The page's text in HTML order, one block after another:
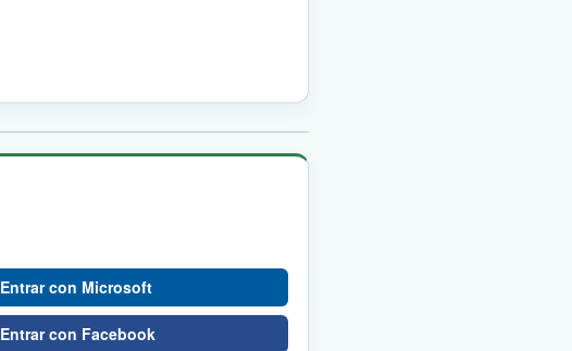
Entrar con Microsoft
Entrar con Facebook